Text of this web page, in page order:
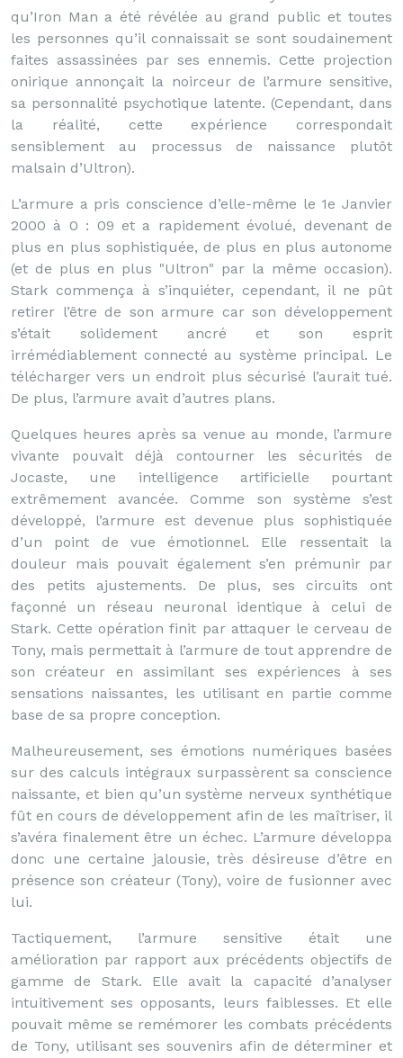
qu’Iron Man a été révélée au grand public et toutes
les personnes qu’il connaissait se sont soudainement
faites assassinées par ses ennemis. Cette projection
onirique annonçait la noirceur de l’armure sensitive,
sa personnalité psychotique latente. (Cependant, dans
la réalité, cette expérience correspondait
sensiblement au processus de naissance plutôt
malsain d’Ultron).
L’armure a pris conscience d’elle-même le 1e Janvier
2000 à 0 : 09 et a rapidement évolué, devenant de
plus en plus sophistiquée, de plus en plus autonome
(et de plus en plus "Ultron" par la même occasion).
Stark commença à s’inquiéter, cependant, il ne pût
retirer l’être de son armure car son développement
s’était solidement ancré et son esprit
irrémédiablement connecté au système principal. Le
télécharger vers un endroit plus sécurisé l’aurait tué.
De plus, l’armure avait d’autres plans.
Quelques heures après sa venue au monde, l’armure
vivante pouvait déjà contourner les sécurités de
Jocaste, une intelligence artificielle pourtant
extrêmement avancée. Comme son système s’est
développé, l’armure est devenue plus sophistiquée
d’un point de vue émotionnel. Elle ressentait la
douleur mais pouvait également s’en prémunir par
des petits ajustements. De plus, ses circuits ont
façonné un réseau neuronal identique à celui de
Stark. Cette opération finit par attaquer le cerveau de
Tony, mais permettait à l’armure de tout apprendre de
son créateur en assimilant ses expériences à ses
sensations naissantes, les utilisant en partie comme
base de sa propre conception.
Malheureusement, ses émotions numériques basées
sur des calculs intégraux surpassèrent sa conscience
naissante, et bien qu’un système nerveux synthétique
fût en cours de développement afin de les maîtriser, il
s’avéra finalement être un échec. L’armure développa
donc une certaine jalousie, très désireuse d’être en
présence son créateur (Tony), voire de fusionner avec
lui.
Tactiquement, l’armure sensitive était une
amélioration par rapport aux précédents objectifs de
gamme de Stark. Elle avait la capacité d’analyser
intuitivement ses opposants, leurs faiblesses. Et elle
pouvait même se remémorer les combats précédents
de Tony, utilisant ses souvenirs afin de déterminer et